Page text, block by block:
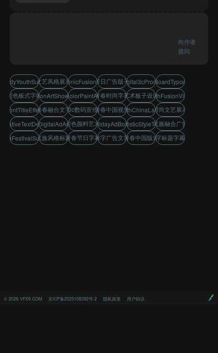
© 2026 VFX9.COM 京ICP备2025108292号-2 隐私政策 用户协议
向作者
提问
文艺风格展示EthnicFusionAd节日广告版子Digital3cPromo
ColorBoardTypography
彩色板式字效FashionArtShowcaseColorPaintArt青春时尚字幕艺术板子设计YouthFusionVisual
FontTitleEffect青春融合文字3c数码宣传青春中国视觉YouthChinaLayout时尚文艺展示
DigitalAdArt彩色颜料艺术HolidayAdBoardArtisticStyleText民族融合广告
民族风格标题青春节日字幕数字广告文艺青春中国版式字标题字幕